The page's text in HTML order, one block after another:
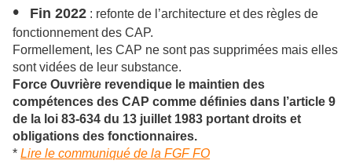
• Fin 2022 : refonte de l’architecture et des règles de
fonctionnement des CAP.
Formellement, les CAP ne sont pas supprimées mais elles
sont vidées de leur substance.
Force Ouvrière revendique le maintien des
compétences des CAP comme définies dans l’article 9
de la loi 83-634 du 13 juillet 1983 portant droits et
obligations des fonctionnaires.
* Lire le communiqué de la FGF FO